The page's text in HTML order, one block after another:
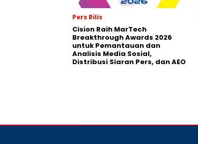
Pers Rilis
Cision Raih MarTech
Breakthrough Awards 2026
untuk Pemantauan dan
Analisis Media Sosial,
Distribusi Siaran Pers, dan AEO